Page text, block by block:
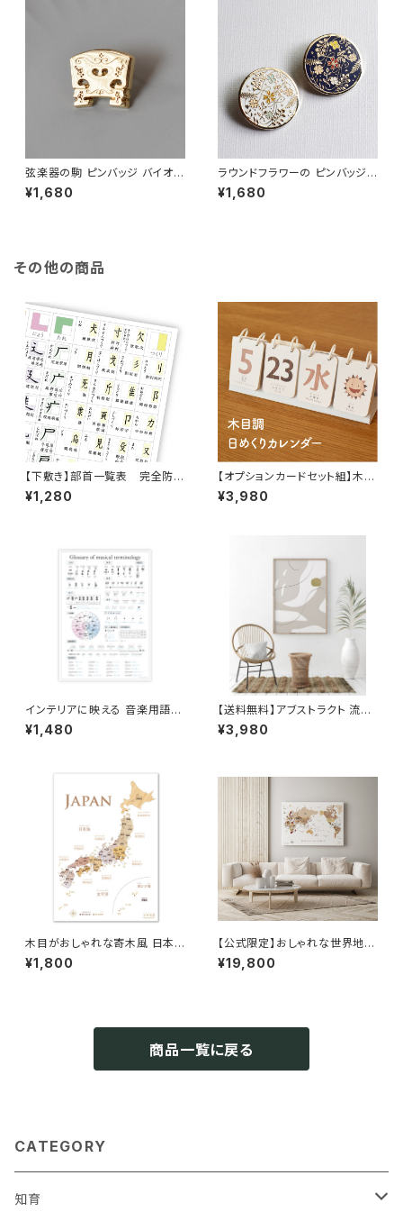
弦楽器の駒 ピンバッジ バイオリ
ン チェロ ヴィオラ コントラバス
ピンバッジ エナメルピン ブロ
¥1,680
ラウンドフラワーの ピンバッジ
アクセサリー ホワイト＆ネイビ
ー 草花
¥1,680
その他の商品
【下敷き】部首一覧表 完全防
水 漢字 小学生 中学生
高校生 角丸 A4サイズ ソノ
¥1,280
【オプションカードセット組】木目
調の日めくりカレンダー♪ イン
テリア 北欧 おしゃれ
¥3,980
インテリアに映える 音楽用語ポ
スター A2サイズ 室内用
¥1,480
【送料無料】アブストラクト 流動
サイズ インテリア ポスター北欧
おしゃれ 絵画 絵 壁掛け モダン
¥3,980
木目がおしゃれな寄木風 日本
地図 ポスターA2サイズ 室内用
¥1,800
【公式限定】おしゃれな世界地図
キャンバス｜インテリア×知育ポ
スター 送料無料 旅行ピンマップ
¥19,800
商品一覧に戻る
CATEGORY
知育